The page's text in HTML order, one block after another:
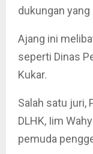
dukungan yang
Ajang ini
seperti Dinas
Kukar.
Salah satu juri,
DLHK, Iim
pemuda